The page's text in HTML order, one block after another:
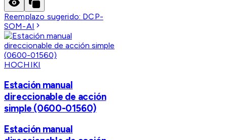
Reemplazo sugerido: DCP-
SOM-AI
HOCHIKI
Estación manual
direccionable de acción
simple (0600-01560)
Estación manual